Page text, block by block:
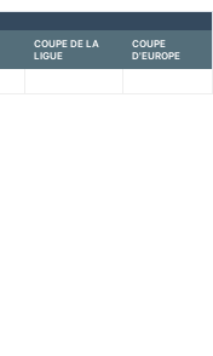
COUPE DE LA
LIGUE
COUPE
D'EUROPE